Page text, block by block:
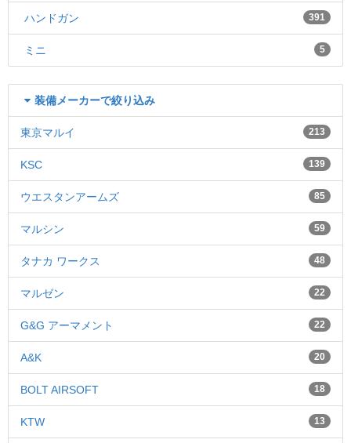
ハンドガン 391
ミニ 5
装備メーカーで絞り込み
東京マルイ 213
KSC 139
ウエスタンアームズ 85
マルシン 59
タナカ ワークス 48
マルゼン 22
G&G アーマメント 22
A&K 20
BOLT AIRSOFT 18
KTW 13